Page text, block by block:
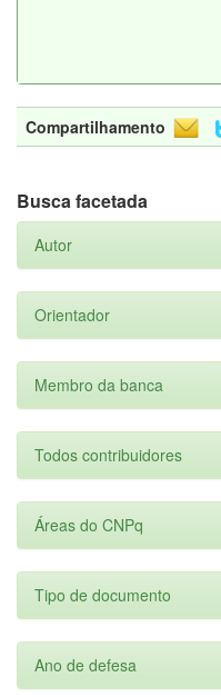
Compartilhamento
Busca facetada
Autor
Orientador
Membro da banca
Todos contribuidores
Áreas do CNPq
Tipo de documento
Ano de defesa